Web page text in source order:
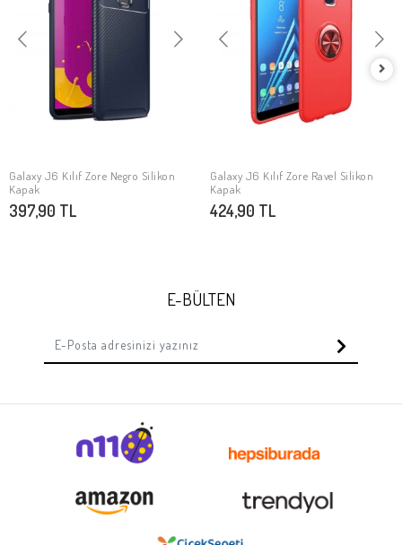
SEPETE EKLE
Galaxy J6 Kılıf Zore Negro Silikon
Kapak
397,90 TL
SEPETE EKLE
Galaxy J6 Kılıf Zore Ravel Silikon
Kapak
424,90 TL
E-BÜLTEN